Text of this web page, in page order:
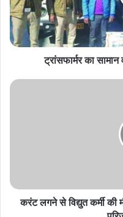
चोरी
के
आरोपी
गिरफ्तार
ट्रांसफार्मर का
करंट
व
मुआवजे
करंट लगने से विद्युत कर्मी